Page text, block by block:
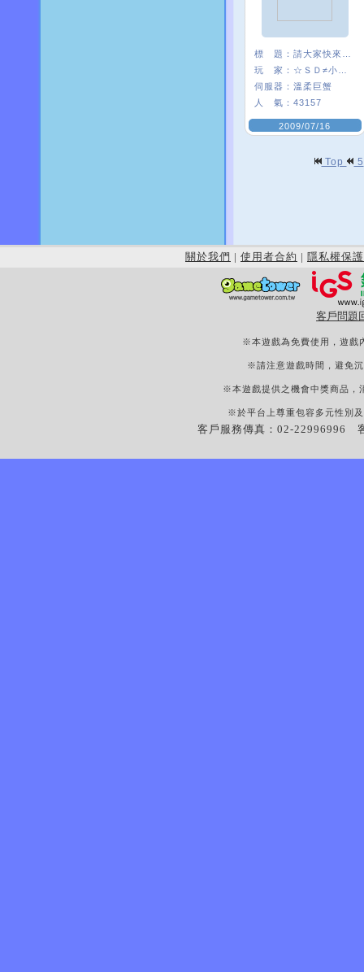
標 題：
玩 家：
伺服器： 溫柔巨蟹
人 氣： 43157
2009/07/16
Top 5
關於我們 | 使用者合約 | 隱私權保護
客戶問題
※本遊戲為免費使用，遊戲
※請注意遊戲時間，避免
※本遊戲提供之機會中獎商品，
※於平台上尊重包容多元性別
客戶服務傳真：02-22996996